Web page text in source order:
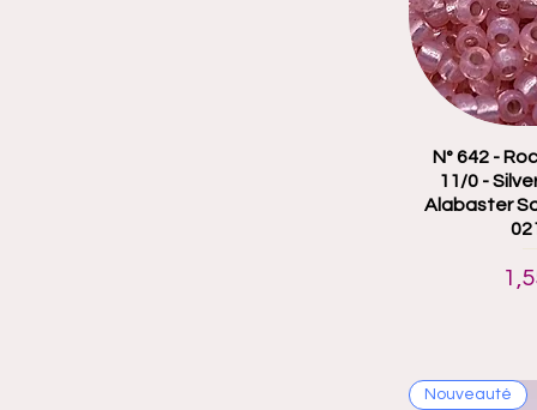
N° 642 -
11/0 -
Alabaster
Nouveauté